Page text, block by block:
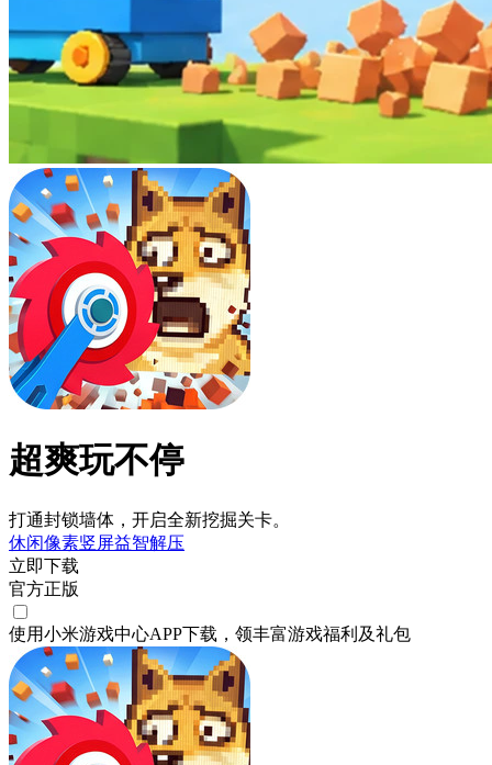
超爽玩不停
打通封锁墙体，开启全新挖掘关卡。
休闲像素竖屏益智解压
立即下载
官方正版
使用小米游戏中心APP下载 ，领丰富游戏福利 及礼包